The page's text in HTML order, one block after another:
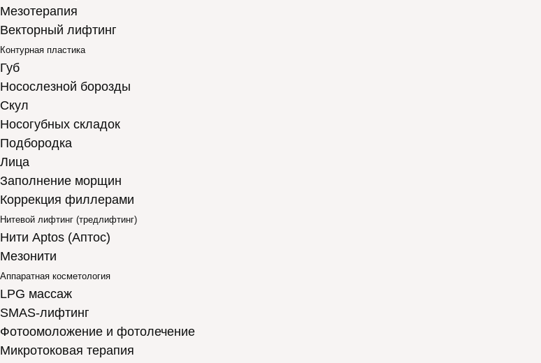
Мезотерапия
Векторный лифтинг
Контурная пластика
Губ
Носослезной борозды
Скул
Носогубных складок
Подбородка
Лица
Заполнение морщин
Коррекция филлерами
Нитевой лифтинг (тредлифтинг)
Нити Aptos (Аптос)
Мезонити
Аппаратная косметология
LPG массаж
SMAS-лифтинг
Фотоомоложение и фотолечение
Микротоковая терапия